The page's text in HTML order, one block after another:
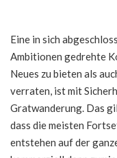
Eine in sich
Ambitionen gedrehte
Neues zu bieten als
verraten, ist mit
Gratwanderung. Das
dass die meisten
entstehen auf der